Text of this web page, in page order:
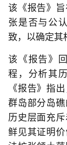
该《报告》
张是否与公
致，以确定其
该《报告》
程，分析其
《报告》指
群岛部分岛
历史层面充
鲜见其证明